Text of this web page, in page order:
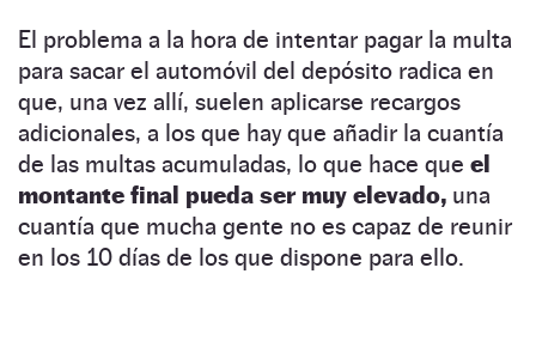
El problema a la hora de intentar pagar la multa
para sacar el automóvil del depósito radica en
que, una vez allí, suelen aplicarse recargos
adicionales, a los que hay que añadir la cuantía
de las multas acumuladas, lo que hace que el
montante final pueda ser muy elevado, una
cuantía que mucha gente no es capaz de reunir
en los 10 días de los que dispone para ello.